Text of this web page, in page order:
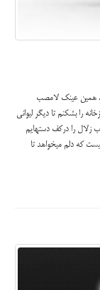
. همین عینک لامصب
را بشکنم تا دیگر لیوانی
زلال را درکف دستهایم
که دلم میخواهد تا